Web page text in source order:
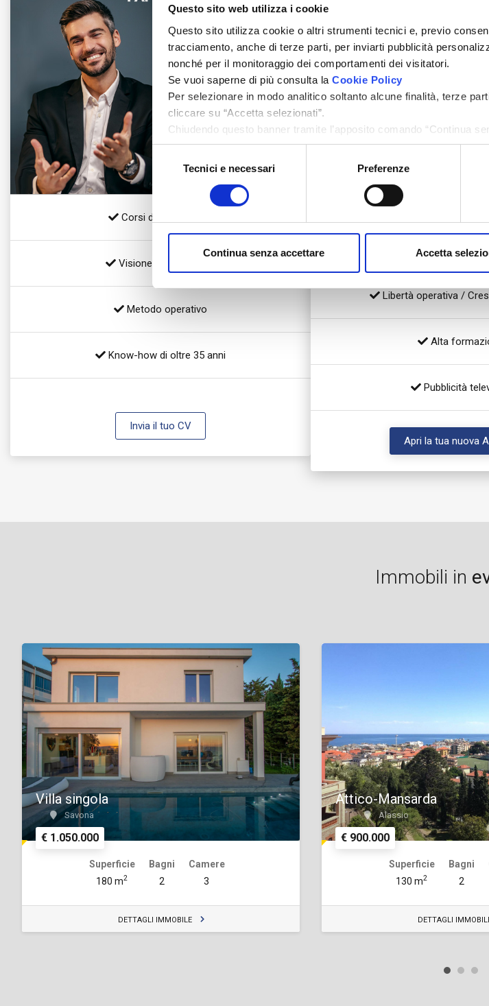
Questo sito web utilizza i cookie
Questo sito utilizza cookie o altri strumenti tecnici e, previo
tracciamento, anche di terze parti, per inviarti pubblicità
nonché per il monitoraggio dei comportamenti dei visitatori.
Se vuoi saperne di più consulta la Cookie Policy
Per selezionare in modo analitico soltanto alcune finalità, terze
cliccare su “Accetta selezionati”.
Chiudendo questo banner tramite l’apposito comando “Continua
assenza di cookie o altri strumenti di tracciamento diversi da
consenso
Tecnici e necessari Preferenze
Continua senza accettare Accetta
Corsi di Formazione
Visione Commerciale
Metodo operativo
Know-how di oltre 35 anni
Invia il tuo CV
Da oltre 35 anni nel mercato
Servizi
Libertà operativa /
Alta
Pubblicità
Apri la tua nuova
Immobili in
€ 1.050.000
Villa singola
Savona
Superficie
180 m2
Bagni
2
Camere
3
DETTAGLI IMMOBILE
€ 900.000
Attico-Mansarda
Alassio
Superficie
130 m2
Bagni
2
DETTAGLI